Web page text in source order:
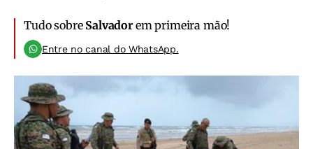
Tudo sobre Salvadorem primeira mão!
Entre no canal do WhatsApp.